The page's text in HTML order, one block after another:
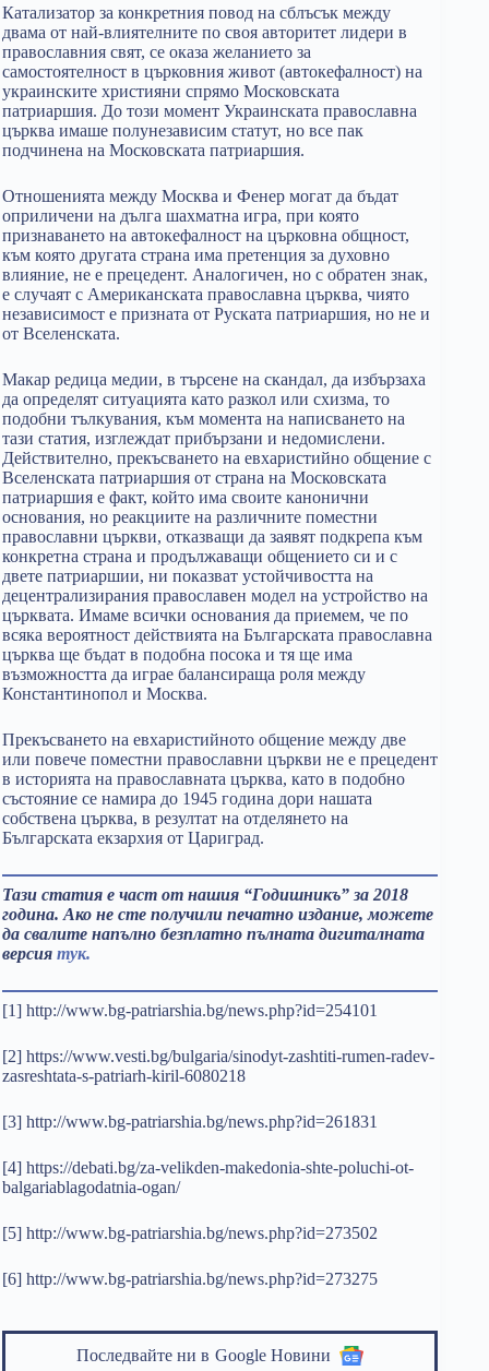
Катализатор за конкретния повод на сблъсък между
двама от най-влиятелните по своя авторитет лидери в
православния свят, се оказа желанието за
самостоятелност в църковния живот (автокефалност) на
украинските християни спрямо Московската
патриаршия. До този момент Украинската православна
църква имаше полунезависим статут, но все пак
подчинена на Московската патриаршия.
Отношенията между Москва и Фенер могат да бъдат
оприличени на дълга шахматна игра, при която
признаването на автокефалност на църковна общност,
към която другата страна има претенция за духовно
влияние, не е прецедент. Аналогичен, но с обратен знак,
е случаят с Американската православна църква, чиято
независимост е призната от Руската патриаршия, но не и
от Вселенската.
Макар редица медии, в търсене на скандал, да избързаха
да определят ситуацията като разкол или схизма, то
подобни тълкувания, към момента на написването на
тази статия, изглеждат прибързани и недомислени.
Действително, прекъсването на евхаристийно общение с
Вселенската патриаршия от страна на Московската
патриаршия е факт, който има своите канонични
основания, но реакциите на различните поместни
православни църкви, отказващи да заявят подкрепа към
конкретна страна и продължаващи общението си и с
двете патриаршии, ни показват устойчивостта на
децентрализирания православен модел на устройство на
църквата. Имаме всички основания да приемем, че по
всяка вероятност действията на Българската православна
църква ще бъдат в подобна посока и тя ще има
възможността да играе балансираща роля между
Константинопол и Москва.
Прекъсването на евхаристийното общение между две
или повече поместни православни църкви не е прецедент
в историята на православната църква, като в подобно
състояние се намира до 1945 година дори нашата
собствена църква, в резултат на отделянето на
Българската екзархия от Цариград.
Тази статия е част от нашия “Годишникъ” за 2018
година. Ако не сте получили печатно издание, можете
да свалите напълно безплатно пълната дигиталната
версия тук.
[1] http://www.bg-patriarshia.bg/news.php?id=254101
[2] https://www.vesti.bg/bulgaria/sinodyt-zashtiti-rumen-radev-
zasreshtata-s-patriarh-kiril-6080218
[3] http://www.bg-patriarshia.bg/news.php?id=261831
[4] https://debati.bg/za-velikden-makedonia-shte-poluchi-ot-
balgariablagodatnia-ogan/
[5] http://www.bg-patriarshia.bg/news.php?id=273502
[6] http://www.bg-patriarshia.bg/news.php?id=273275
Последвайте ни в Google Новини